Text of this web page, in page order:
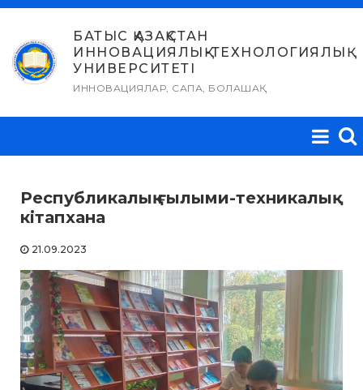
Skip
content
БАТЫС ҚАЗАҚСТАН
ИННОВАЦИЯЛЫҚ-ТЕХНОЛОГИЯЛЫҚ
УНИВЕРСИТЕТІ
ИННОВАЦИЯЛАР, САПА, БОЛАШАҚ
Республикалық ғылыми-техникалық
кітапхана
21.09.2023